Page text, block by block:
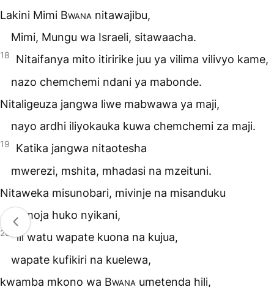
Lakini Mimi Bwana nitawajibu,
Mimi, Mungu wa Israeli, sitawaacha.
18
Nitaifanya mito itiririke juu ya vilima vilivyo kame,
nazo chemchemi ndani ya mabonde.
Nitaligeuza jangwa liwe mabwawa ya maji,
nayo ardhi iliyokauka kuwa chemchemi za maji.
19
Katika jangwa nitaotesha
mwerezi, mshita, mhadasi na mzeituni.
Nitaweka misunobari, mivinje na misanduku
pamoja huko nyikani,
20 ili watu wapate kuona na kujua,
wapate kufikiri na kuelewa,
kwamba mkono wa Bwana umetenda hili,